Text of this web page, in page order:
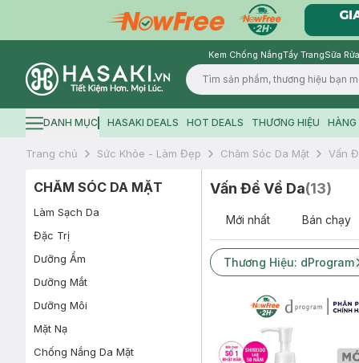
Kem Chống NắngTẩy TrangSữa
Logo
Hamburger icon
DANH MỤC HASAKI DEALS HOT DEALS THƯƠNG HIỆU HÀNG
Trang chủ Sức Khỏe - Làm Đẹp Chăm Sóc Da Mặt Vấn
CHĂM SÓC DA MẶT
Làm Sạch Da
Đặc Trị
Dưỡng Ẩm
Dưỡng Mắt
Dưỡng Môi
Mặt Nạ
Chống Nắng Da Mặt
Vấn Đề Về Da(13)
Mới nhất Bán chạy
Thương Hiệu: dProgram